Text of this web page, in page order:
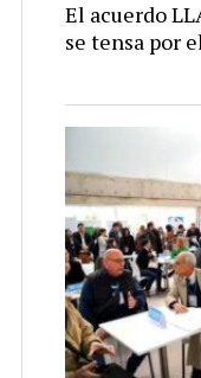
El acuerdo
se tensa por